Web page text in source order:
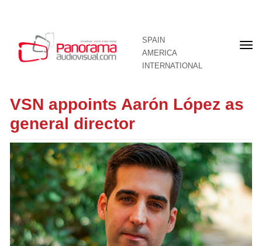
SPAIN
AMERICA
INTERNATIONAL
VSN appoints Aarón López as
general director